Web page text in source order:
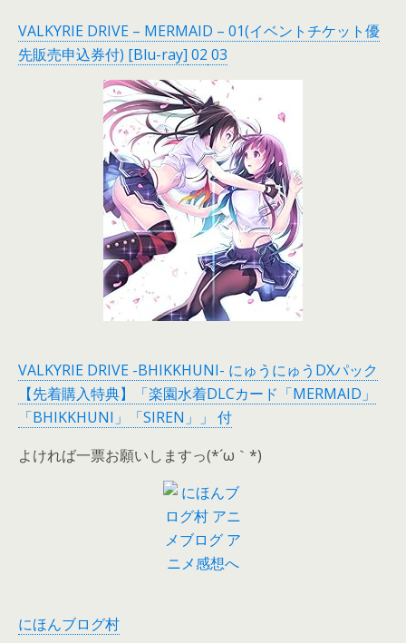
VALKYRIE DRIVE – MERMAID – 01(イベントチケット優
先販売申込券付) [Blu-ray] 02 03
VALKYRIE DRIVE -BHIKKHUNI- にゅうにゅうDXパック
【先着購入特典】「楽園水着DLCカード「MERMAID」
「BHIKKHUNI」「SIREN」」 付
よければ一票お願いしますっ(*´ω｀*)
にほんブログ村